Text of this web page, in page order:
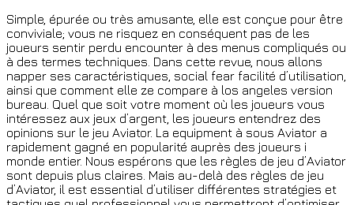
Simple, épurée ou très amusante, elle est conçue pour être
conviviale; vous ne risquez en conséquent pas de les
joueurs sentir perdu encounter à des menus compliqués ou
à des termes techniques. Dans cette revue, nous allons
napper ses caractéristiques, social fear facilité d’utilisation,
ainsi que comment elle ze compare à los angeles version
bureau. Quel que soit votre moment où les joueurs vous
intéressez aux jeux d’argent, les joueurs entendrez des
opinions sur le jeu Aviator. La equipment à sous Aviator a
rapidement gagné en popularité auprès des joueurs i
monde entier. Nous espérons que les règles de jeu d’Aviator
sont depuis plus claires. Mais au-delà des règles de jeu
d’Aviator, il est essential d’utiliser différentes stratégies et